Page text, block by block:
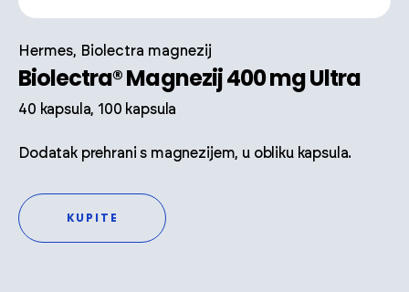
Hermes, Biolectra magnezij
Biolectra® Magnezij 400 mg Ultra
40 kapsula, 100 kapsula
Dodatak prehrani s magnezijem, u obliku kapsula.
KUPITE